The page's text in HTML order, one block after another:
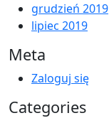
grudzień 2019
lipiec 2019
Meta
Zaloguj się
Categories